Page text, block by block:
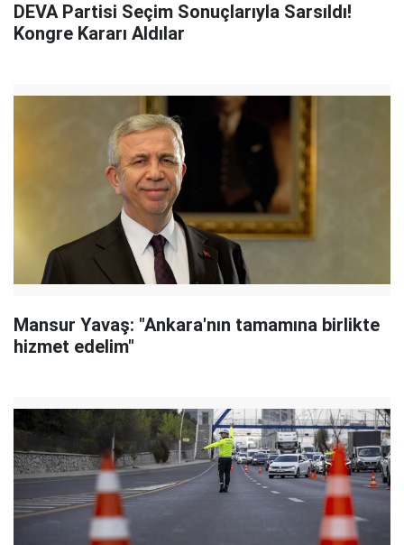
DEVA Partisi Seçim Sonuçlarıyla Sarsıldı!
Kongre Kararı Aldılar
Mansur Yavaş: "Ankara'nın tamamına birlikte
hizmet edelim"